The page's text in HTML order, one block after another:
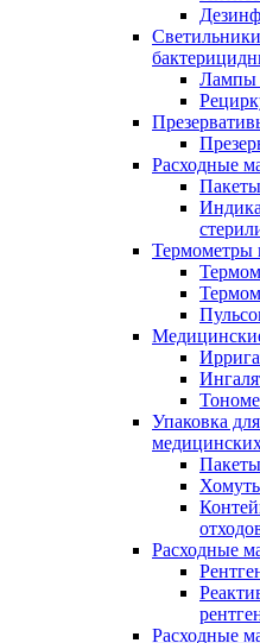
Лампы
Расходные
Термометры
Упаковка
Расходные
Расходные